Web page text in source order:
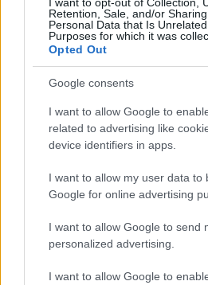
Retention, Sale, and/or
Personal Data that Is
Purposes for which it was
Opted Out
Google consents
I want to allow Google to
related to advertising like
device identifiers in apps.
I want to allow my user data to
Google for online advertising
I want to allow Google to send
personalized advertising.
I want to allow Google to
Fifa e Infantino: il presidente
dopo il piano di privatizzazione
Andrea Conforti · 6 Ago 2026